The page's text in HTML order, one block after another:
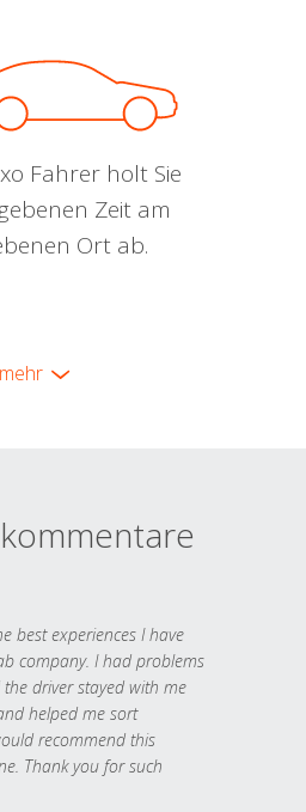
Fahrer holt Sie
Zeit am
Ort ab.
mehr
best experiences I have
company. I had problems
driver stayed with me
helped me sort
recommend this
Thank you for such